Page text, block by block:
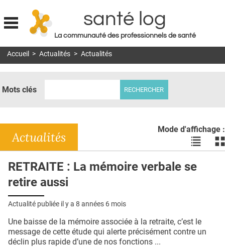
Jump to navigation
santé log
La communauté des professionnels de santé
MON COMPTE
DOSSIERS
RÉSEAUX
E-REVUE SAD
QUI SOMMES-NOUS ?
Accueil > Actualités > Actualités
Mots clés
Mode d'affichage :
Voir
les
en
les
Actualités
RETRAITE : La mémoire verbale se
retire aussi
Actualité publiée il y a 8 années 6 mois
Une baisse de la mémoire associée à la retraite, c’est le
message de cette étude qui alerte précisément contre un
déclin plus rapide d’une de nos fonctions ...